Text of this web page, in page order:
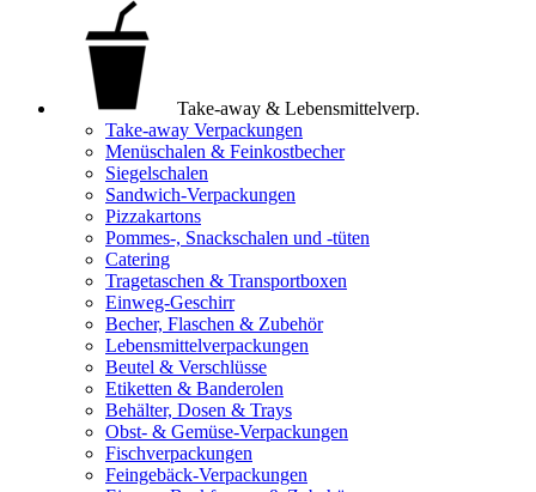
Take-away & Lebensmittelverp.
Take-away Verpackungen
Menüschalen & Feinkostbecher
Siegelschalen
Sandwich-Verpackungen
Pizzakartons
Pommes-, Snackschalen und -tüten
Catering
Tragetaschen & Transportboxen
Einweg-Geschirr
Becher, Flaschen & Zubehör
Lebensmittelverpackungen
Beutel & Verschlüsse
Etiketten & Banderolen
Behälter, Dosen & Trays
Obst- & Gemüse-Verpackungen
Fischverpackungen
Feingebäck-Verpackungen